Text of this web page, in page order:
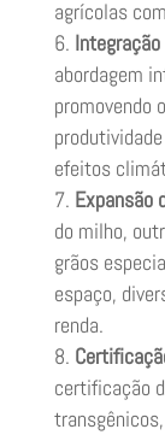
agrícolas
abordagem
promovendo
efeitos
Expansão
do milho,
grãos
espaço,
renda.
certificação